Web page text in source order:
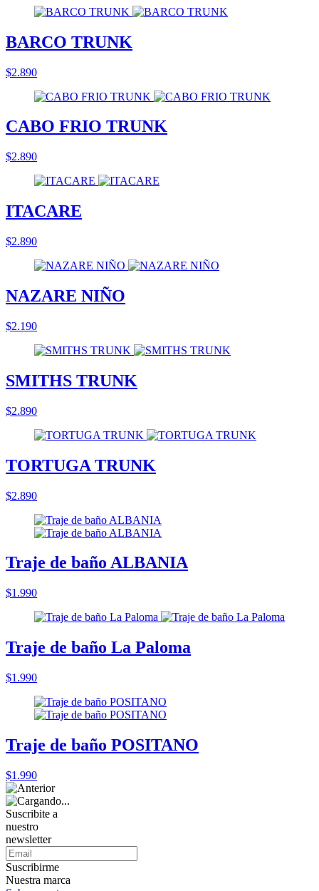
BARCO TRUNK
$2.890
CABO FRIO TRUNK
$2.890
ITACARE
$2.890
NAZARE NIÑO
$2.190
SMITHS TRUNK
$2.890
TORTUGA TRUNK
$2.890
Traje de baño ALBANIA
$1.990
Traje de baño La Paloma
$1.990
Traje de baño POSITANO
$1.990
Suscribite a
nuestro
newsletter
Suscribirme
Nuestra marca